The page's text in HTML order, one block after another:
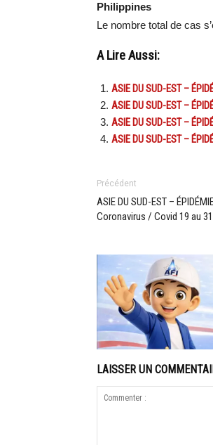
Philippines
Le nombre total de cas
A Lire Aussi:
ASIE DU SUD-EST –
ASIE DU SUD-EST –
ASIE DU SUD-EST –
ASIE DU SUD-EST –
Précédent
ASIE DU SUD-EST –
Coronavirus / Covid 19 au
LAISSER UN